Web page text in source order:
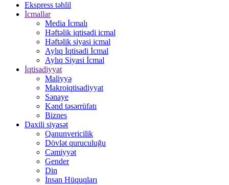
Ekspress təhlil
İcmallar
Media İcmalı
Həftəlik iqtisadi icmal
Həftəlik siyasi icmal
Aylıq İqtisadi İcmal
Aylıq Siyasi İcmal
İqtisadiyyat
Maliyyə
Makroiqtisadiyyat
Sənaye
Kənd təsərrüfatı
Biznes
Daxili siyasət
Qanunvericilik
Dövlət quruculuğu
Cəmiyyət
Gender
Din
İnsan Hüquqları